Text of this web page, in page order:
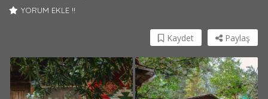
YORUM EKLE !!
Paylaş
Kaydet